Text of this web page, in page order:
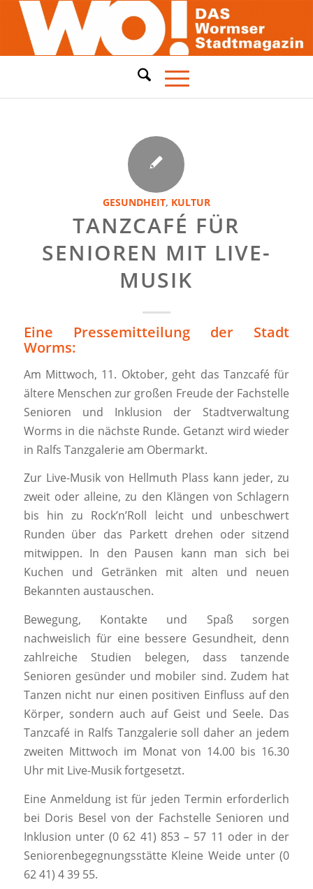
GESUNDHEIT, KULTUR
TANZCAFÉ FÜR
SENIOREN MIT LIVE-
MUSIK
Eine Pressemitteilung der Stadt
Worms:
Am Mittwoch, 11. Oktober, geht das Tanzcafé für
ältere Menschen zur großen Freude der Fachstelle
Senioren und Inklusion der Stadtverwaltung
Worms in die nächste Runde. Getanzt wird wieder
in Ralfs Tanzgalerie am Obermarkt.
Zur Live-Musik von Hellmuth Plass kann jeder, zu
zweit oder alleine, zu den Klängen von Schlagern
bis hin zu Rock’n’Roll leicht und unbeschwert
Runden über das Parkett drehen oder sitzend
mitwippen. In den Pausen kann man sich bei
Kuchen und Getränken mit alten und neuen
Bekannten austauschen.
Bewegung, Kontakte und Spaß sorgen
nachweislich für eine bessere Gesundheit, denn
zahlreiche Studien belegen, dass tanzende
Senioren gesünder und mobiler sind. Zudem hat
Tanzen nicht nur einen positiven Einfluss auf den
Körper, sondern auch auf Geist und Seele. Das
Tanzcafé in Ralfs Tanzgalerie soll daher an jedem
zweiten Mittwoch im Monat von 14.00 bis 16.30
Uhr mit Live-Musik fortgesetzt.
Eine Anmeldung ist für jeden Termin erforderlich
bei Doris Besel von der Fachstelle Senioren und
Inklusion unter (0 62 41) 853 – 57 11 oder in der
Seniorenbegegnungsstätte Kleine Weide unter (0
62 41) 4 39 55.